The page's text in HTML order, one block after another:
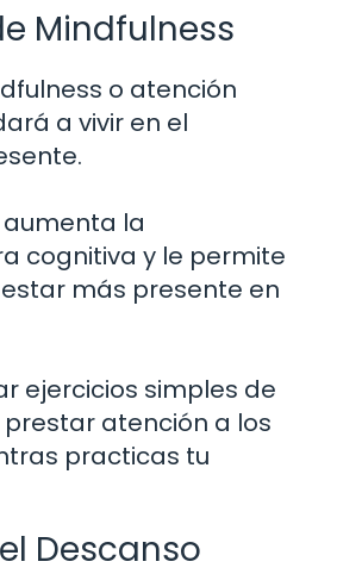
Mindfulness
o atención
a vivir en el
aumenta la
cognitiva y le permite
más presente en
ejercicios simples de
atención a los
practicas tu
Descanso